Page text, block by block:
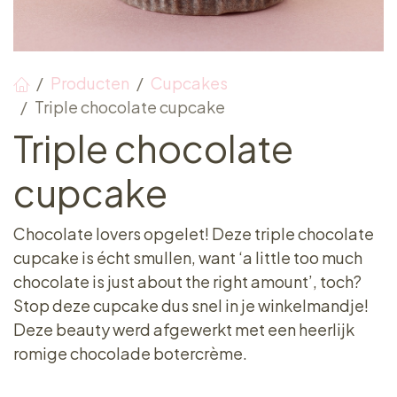
Producten
Cupcakes
Triple chocolate cupcake
Triple chocolate
cupcake
Chocolate lovers opgelet! Deze triple chocolate
cupcake is écht smullen, want ‘a little too much
chocolate is just about the right amount’, toch?
Stop deze cupcake dus snel in je winkelmandje!
Deze beauty werd afgewerkt met een heerlijk
romige chocolade botercrème.